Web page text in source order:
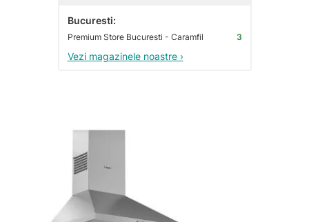
Bucuresti:
Premium Store Bucuresti - Caramfil 3
Vezi magazinele noastre ›